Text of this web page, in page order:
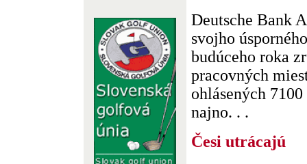
Deutsche Bank
svojho
budúceho roka
pracovných
ohlásených
najno. . .
Česi utrácajú